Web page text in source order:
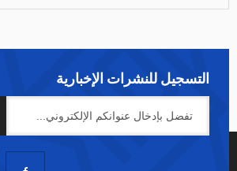
التسجيل للنشرات الإخبارية